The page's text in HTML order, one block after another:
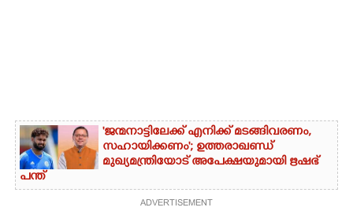
'ജന്മനാട്ടിലേക്ക് എനിക്ക് മടങ്ങിവരണം,
സഹായിക്കണം'; ഉത്തരാഖണ്ഡ്
മുഖ്യമന്ത്രിയോട് അപേക്ഷയുമായി ഋഷഭ്
പന്ത്
ADVERTISEMENT